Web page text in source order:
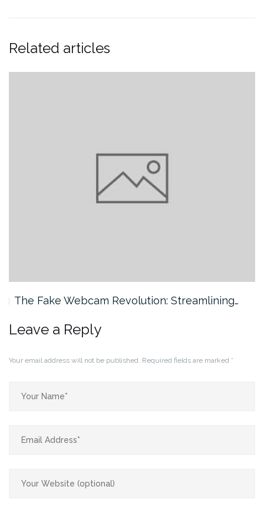
Related articles
The Fake Webcam Revolution: Streamlining…
Leave a Reply
Your email address will not be published. Required fields are marked *